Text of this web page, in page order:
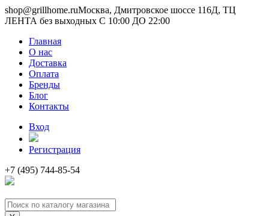
shop@grillhome.ruМосква, Дмитровское шоссе 116Д, ТЦ
ЛЕНТА без выходных С 10:00 ДО 22:00
Главная
О нас
Доставка
Оплата
Бренды
Блог
Контакты
Вход
Регистрация
+7 (495) 744-85-54